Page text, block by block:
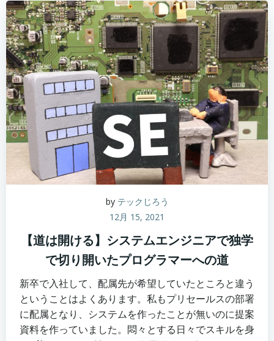
by テックじろう
12月 15, 2021
【道は開ける】システムエンジニアで独学
で切り開いたプログラマーへの道
新卒で入社して、配属先が希望していたところと違う
ということはよくあります。私もプリセールスの部署
に配属となり、システムを作ったことが無いのに提案
資料を作っていました。悶々とする日々でスキルを身